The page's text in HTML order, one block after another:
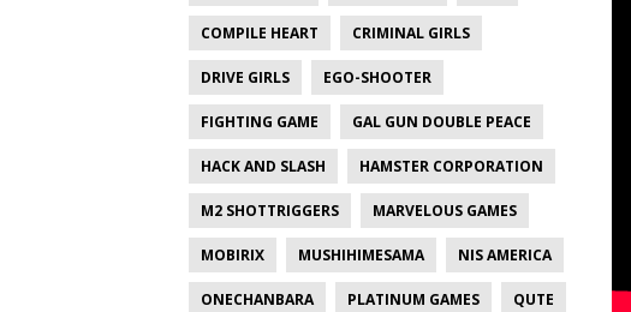
COMPILE HEART CRIMINAL GIRLS
DRIVE GIRLS EGO-SHOOTER
FIGHTING GAME GAL GUN DOUBLE PEACE
HACK AND SLASH HAMSTER CORPORATION
M2 SHOTTRIGGERS MARVELOUS GAMES
MOBIRIX MUSHIHIMESAMA NIS AMERICA
ONECHANBARA PLATINUM GAMES QUTE